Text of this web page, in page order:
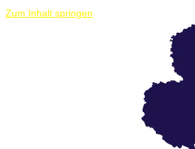
Zum Inhalt springen